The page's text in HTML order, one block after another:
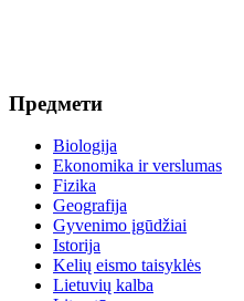
Предмети
Biologija
Ekonomika ir verslumas
Fizika
Geografija
Gyvenimo įgūdžiai
Istorija
Kelių eismo taisyklės
Lietuvių kalba